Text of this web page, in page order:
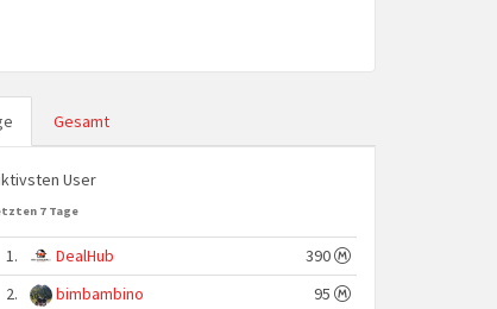
Gesamt
User
7 Tage
1. DealHub
390
2.
bimbambino
95